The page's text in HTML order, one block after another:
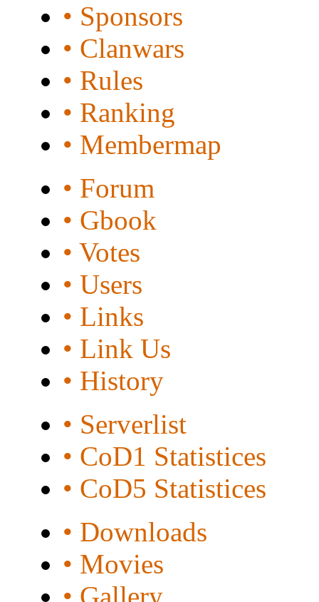
• Sponsors
• Clanwars
• Rules
• Ranking
• Membermap
• Forum
• Gbook
• Votes
• Users
• Links
• Link Us
• History
• Serverlist
• CoD1 Statistices
• CoD5 Statistices
• Downloads
• Movies